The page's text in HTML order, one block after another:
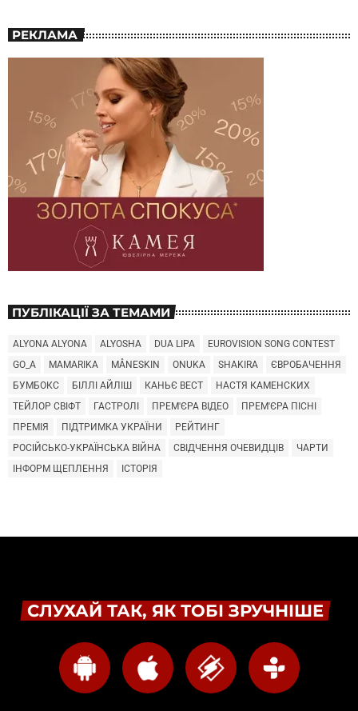
РЕКЛАМА
ПУБЛІКАЦІЇ ЗА ТЕМАМИ
ALYONA ALYONA ALYOSHA DUA LIPA
EUROVISION SONG CONTEST
GO_A
MAMARIKA MÅNESKIN ONUKA SHAKIRA
ЄВРОБАЧЕННЯ
БУМБОКС
БІЛЛІ АЙЛІШ КАНЬЄ ВЕСТ
НАСТЯ КАМЕНСКИХ
ТЕЙЛОР СВІФТ
ГАСТРОЛІ ПРЕМ'ЄРА ВІДЕО
ПРЕМ'ЄРА ПІСНІ
ПРЕМІЯ
ПІДТРИМКА УКРАЇНИ
РЕЙТИНГ
РОСІЙСЬКО-УКРАЇНСЬКА ВІЙНА
СВІДЧЕННЯ ОЧЕВИДЦІВ
ЧАРТИ
ІНФОРМ ЩЕПЛЕННЯ
ІСТОРІЯ
СЛУХАЙ ТАК, ЯК ТОБІ ЗРУЧНІШЕ